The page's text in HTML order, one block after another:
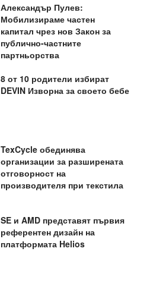
Александър Пулев:
Мобилизираме частен
капитал чрез нов Закон за
публично-частните
партньорства
8 от 10 родители избират
DEVIN Изворна за своето бебе
TexCycle обединява
организации за разширената
отговорност на
производителя при текстила
SE и AMD представят първия
референтен дизайн на
платформата Helios